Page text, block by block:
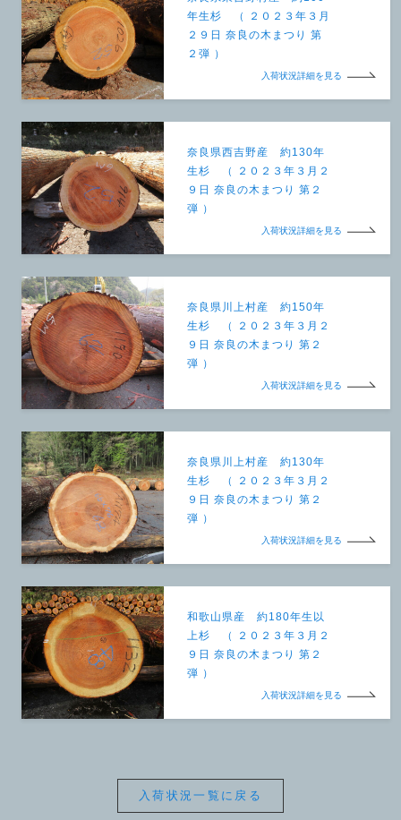
年生杉 （ ２０２３年３月
２９日 奈良の木まつり 第
２弾 ）
入荷状況詳細を見る
奈良県西吉野産 約130年
生杉 （ ２０２３年３月２
９日 奈良の木まつり 第２
弾 ）
入荷状況詳細を見る
奈良県川上村産 約150年
生杉 （ ２０２３年３月２
９日 奈良の木まつり 第２
弾 ）
入荷状況詳細を見る
奈良県川上村産 約130年
生杉 （ ２０２３年３月２
９日 奈良の木まつり 第２
弾 ）
入荷状況詳細を見る
和歌山県産 約180年生以
上杉 （ ２０２３年３月２
９日 奈良の木まつり 第２
弾 ）
入荷状況詳細を見る
入荷状況一覧に戻る